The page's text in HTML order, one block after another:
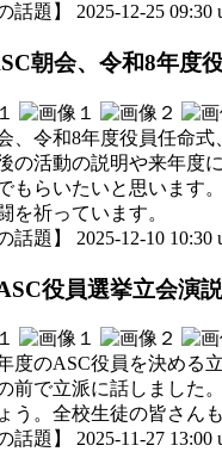
話題】 2025-12-25 09:30
朝会、令和8年度
、令和8年度役員任命
の活動の説明や来年度
もらいたいと思います
を祈っています。
話題】 2025-12-10 10:30
役員選挙立会演
度のASC役員を決める
前で立派に話しました
う。全校生徒の皆さん
話題】 2025-11-27 13:00